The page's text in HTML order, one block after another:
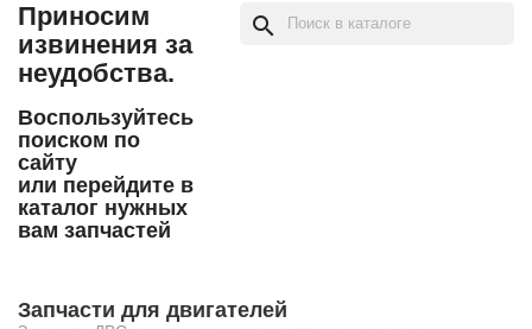
Приносим
извинения за
неудобства.
Воспользуйтесь
поиском по
сайту
или перейдите в
каталог нужных
вам запчастей
search
Запчасти для двигателей